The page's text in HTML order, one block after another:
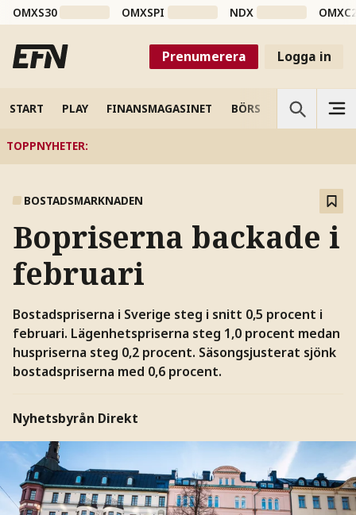
OMXS30 OMXSPI NDX
Prenumerera Logga in
START PLAY FINANSMAGASINET BÖRS VETENSKAP
TOPPNYHETER:
BOSTADSMARKNADEN
Bopriserna backade i
februari
Bostadspriserna i Sverige steg i snitt 0,5 procent i
februari. Lägenhetspriserna steg 1,0 procent medan
huspriserna steg 0,2 procent. Säsongsjusterat sjönk
bostadspriserna med 0,6 procent.
Nyhetsbyrån Direkt